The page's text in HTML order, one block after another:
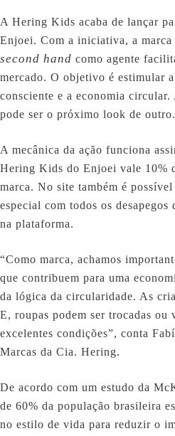
A Hering Kids acaba de lançar
Enjoei. Com a iniciativa, a marca
second hand como agente
mercado. O objetivo é estimular
consciente e a economia
pode ser o próximo look de outro.
A mecânica da ação funciona
Hering Kids do Enjoei vale 10%
marca. No site também é
especial com todos os
na plataforma.
“Como marca, achamos
que contribuem para uma
da lógica da circularidade. As
E, roupas podem ser trocadas ou
excelentes condições”, conta
Marcas da Cia. Hering.
De acordo com um estudo da
de 60% da população brasileira
no estilo de vida para reduzir o